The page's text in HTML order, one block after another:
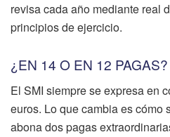
revisa cada año mediante real
principios de ejercicio.
¿EN 14 O EN 12 PAGAS?
El SMI siempre se expresa en
euros. Lo que cambia es cómo
abona dos pagas